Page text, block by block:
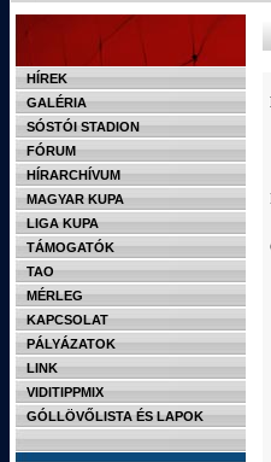
HÍREK
GALÉRIA
SÓSTÓI STADION
FÓRUM
HÍRARCHÍVUM
MAGYAR KUPA
LIGA KUPA
TÁMOGATÓK
TAO
MÉRLEG
KAPCSOLAT
PÁLYÁZATOK
LINK
VIDITIPPMIX
GÓLLÖVŐLISTA ÉS LAPOK